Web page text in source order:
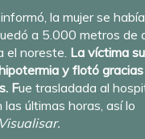
la mujer se
a 5.000 metros de
el noreste. La víctima
y flotó
Fue trasladada al
las últimas horas, así lo
Visualisar.